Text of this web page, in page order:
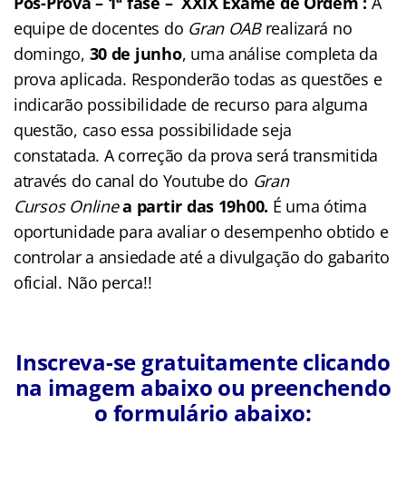
equipe de docentes do Gran OABrealizará no
domingo, 30 de junho, uma análise completa da
prova aplicada. Responderão todas as questões e
indicarão possibilidade de recurso para alguma
questão, caso essa possibilidade seja
constatada. A correção da prova será transmitida
através do canal do Youtube do Gran
Cursos Onlinea partir das 19h00. É uma ótima
oportunidade para avaliar o desempenho obtido e
controlar a ansiedade até a divulgação do gabarito
oficial. Não perca!!
Inscreva-se gratuitamente clicando
na imagem abaixo ou preenchendo
o formulário abaixo: